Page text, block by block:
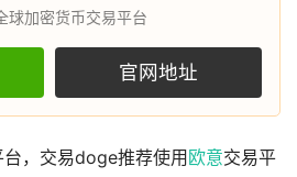
球加密货币交易平台
官网地址
台，交易doge推荐使用 欧意交易平